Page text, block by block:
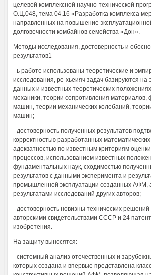
целевой комплексной научно-технической
О.Ц.048, тема 04.16 «Разработка комплекса
направленных на повышение
долговечности комбайнов семейства «Дон».
Методы исследования, достоверность и
результатов1
- ь работе использованы теоретические и
исследования, ре-хьеияч задач базируются на
данных и известных теоретических
механики, теории сопротивления материалов,
машин, теории механических колебаний,
машин;
- достоверность полученных результатов
корректностью разработанных
адекватностью по известным критериям
процессов, использованием известных
фундаментальных наук, сходимостью
результатов с данными эксперимента и
промышленной эксплуатации созданных АФМ,
результатами исследований других авторов;
- достоверность новизны технических
авторскими свидетельствами СССР и 24
изобретения.
На защиту выносятся:
- системный анализ отечественных и
которых создана и впервые представлена